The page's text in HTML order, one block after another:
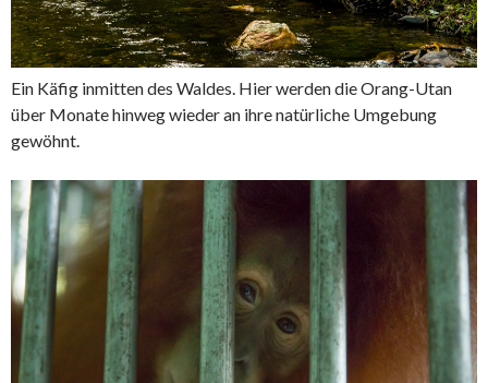
Ein Käfig inmitten des Waldes. Hier werden dieOrang-Utan
über Monate hinweg wieder an ihre natürliche Umgebung
gewöhnt.